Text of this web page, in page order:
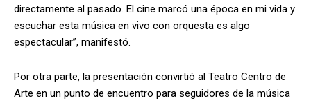
directamente al pasado. El cine marcó una época en mi vida y
escuchar esta música en vivo con orquesta es algo
espectacular”, manifestó.
Por otra parte, la presentación convirtió al Teatro Centro de
Arte en un punto de encuentro para seguidores de la música